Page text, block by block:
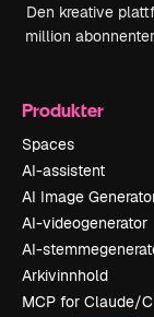
Den kreative
million
Produkter
Spaces
AI-assistent
AI Image
AI-videogenerator
AI-
Arkivinnhold
MCP for Claude/